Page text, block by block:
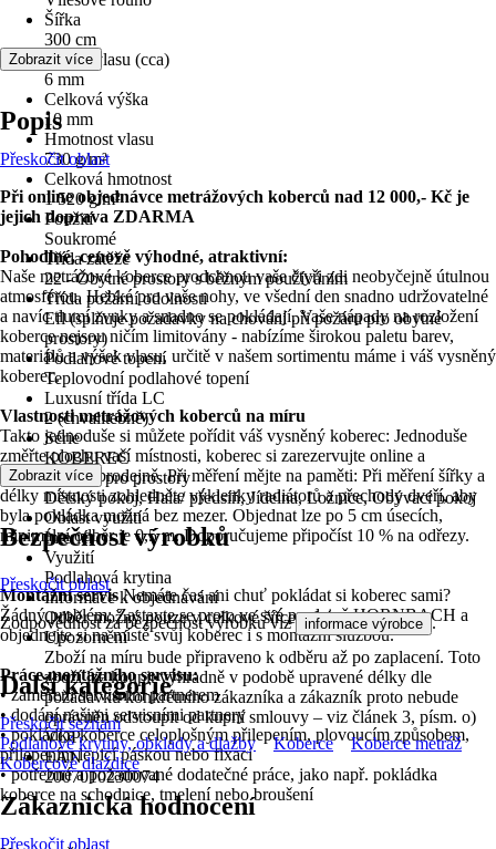
Šířka
300 cm
Výška vlasu (cca)
6 mm
Celková výška
10 mm
Hmotnost vlasu
730 g/m²
Celková hmotnost
1 520 g/m²
Použití
Soukromé
Třída zátěže
22 - Obytné prostory s běžným používáním
Třída požární odolnosti
Efl (splňuje požadavky na chování při požáru pro obytné
prostory)
Podlahové topení
Teplovodní podlahové topení
Luxusní třída LC
2 (chvalitebně)
Série
KOBEREC
Vhodné pro prostory
Dětský pokoj, Hala/ předsíň, Jídelna, Ložnice, Obývací pokoj
Oblast využití
Interiér
Využití
Podlahová krytina
Informace k objednávání
Odběr možný pouze v celkové šířce role!
Upozornění
Zboží na míru bude připraveno k odběru až po zaplacení. Toto
zboží lze koupit výhradně v podobě upravené délky dle
požadavků konkrétního zákazníka a zákazník proto nebude
oprávněn odstoupit od kupní smlouvy – viz článek 3, písm. o)
VOP.
EAN
2007010230074
Zobrazit více
Popis
Přeskočit oblast
Při online objednávce metrážových koberců nad 12 000,- Kč je
jejich doprava ZDARMA
Pohodlné, cenově výhodné, atraktivní:
Naše metrážové koberce prodchnou vaše čtyři zdi neobyčejně útulnou
atmosférou. Hebké pro vaše nohy, ve všední den snadno udržovatelné
a navíc tlumí zvuky a snadno se pokládají. Vaše nápady na rozložení
koberce nejsou ničím limitovány - nabízíme širokou paletu barev,
materiálů a výšek vlasu, určitě v našem sortimentu máme i váš vysněný
koberec.
Vlastnosti metrážových koberců na míru
Takto jednoduše si můžete pořídit váš vysněný koberec: Jednoduše
změřte plochu vaší místnosti, koberec si zarezervujte online a
vyzvedněte v prodejně. Při měření mějte na paměti: Při měření šířky a
délky místnosti zohledněte výklenky radiátorů a přechody dveří, aby
byla pokládka možná bez mezer. Objednat lze po 5 cm úsecích,
minimální odběr je 0,5 m. Doporučujeme připočíst 10 % na odřezy.
Montážní servisNemáte čas ani chuť pokládat si koberec sami?
Žádný problém: Zastavte se proto ve své prodejně HORNBACH a
objednejte si na místě svůj koberec i s montážní službou.
Práce montážního servisu:
• zaměření servisním partnerem
• dodání našimi servisními partnery
• pokládka koberce celoplošným přilepením, plovoucím způsobem,
přilepením lepicí páskou nebo fixací
• potřebné a požadované dodatečné práce, jako např. pokládka
koberce na schodnice, tmelení nebo broušení
Zobrazit více
Bezpečnost výrobků
Přeskočit oblast
Zodpovědnost za bezpečnost výrobku viz informace výrobce .
Další kategorie
Přeskočit seznam
Podlahové krytiny, obklady a dlažby
Koberce
Koberce metráž
Kobercové dlaždice
Zákaznická hodnocení
Přeskočit oblast